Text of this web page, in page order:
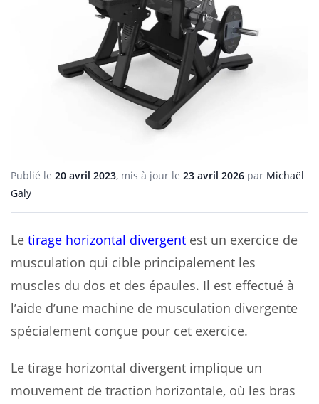
Publié le 20 avril 2023, mis à jour le 23 avril 2026 par Michaël
Galy
Le tirage horizontal divergent est un exercice de
musculation qui cible principalement les
muscles du dos et des épaules. Il est effectué à
l’aide d’une machine de musculation divergente
spécialement conçue pour cet exercice.
Le tirage horizontal divergent implique un
mouvement de traction horizontale, où les bras